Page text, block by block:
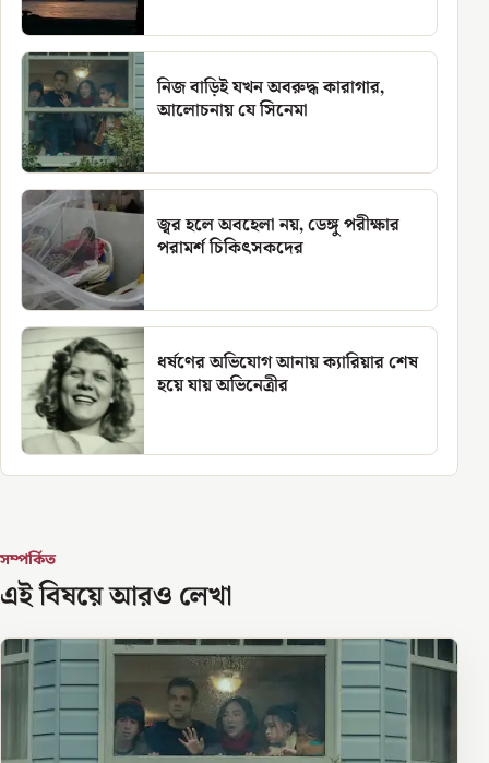
নিজ বাড়িই যখন অবরুদ্ধ কারাগার,
আলোচনায় যে সিনেমা
জ্বর হলে অবহেলা নয়, ডেঙ্গু পরীক্ষার
পরামর্শ চিকিৎসকদের
ধর্ষণের অভিযোগ আনায় ক্যারিয়ার শেষ
হয়ে যায় অভিনেত্রীর
সম্পর্কিত
এই বিষয়ে আরও লেখা